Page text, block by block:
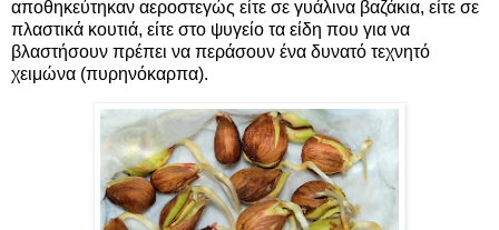
αποθηκεύτηκαν αεροστεγώς είτε σε γυάλινα βαζάκια, είτε σε
πλαστικά κουτιά, είτε στο ψυγείο τα είδη που για να
βλαστήσουν πρέπει να περάσουν ένα δυνατό τεχνητό
χειμώνα (πυρηνόκαρπα).